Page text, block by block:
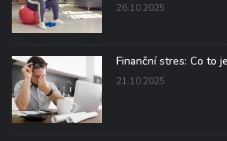
26.10.2025
Finanční stres: Co to
21.10.2025